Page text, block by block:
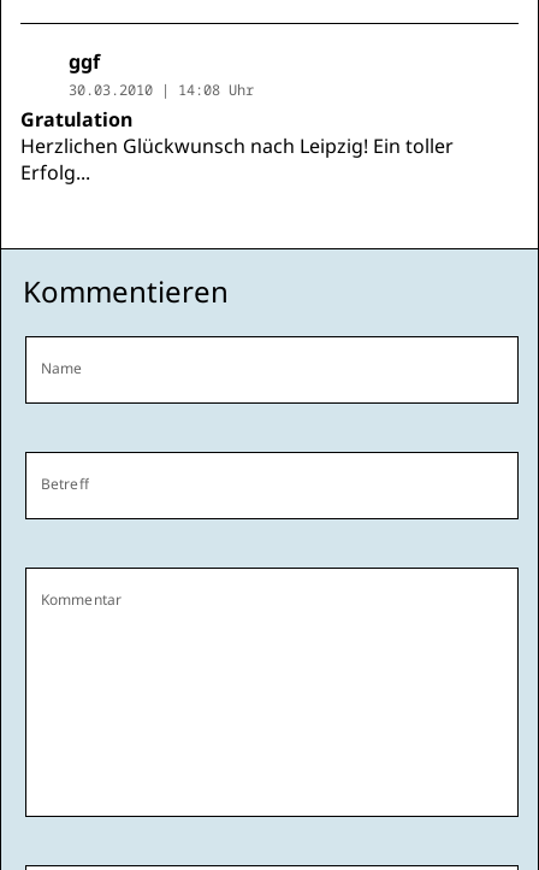
ggf
30.03.2010 | 14:08 Uhr
Gratulation
Herzlichen Glückwunsch nach Leipzig! Ein toller
Erfolg...
Kommentieren
Name
Betreff
Kommentar